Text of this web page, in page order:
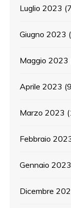
Luglio 2023
Giugno 2023
Maggio 2023
Aprile 2023
Marzo 2023
Febbraio
Gennaio 2023
Dicembre